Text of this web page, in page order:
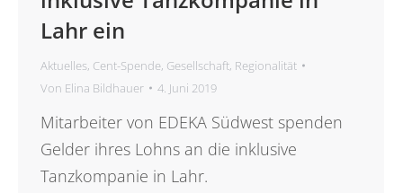
Lahr ein
Aktuelles, Cent-Spende, Gesellschaft, Regionalität
Von Elina Bildhauer 4. Juni 2019
Mitarbeiter von EDEKA Südwest spenden
Gelder ihres Lohns an die inklusive
Tanzkompanie in Lahr.